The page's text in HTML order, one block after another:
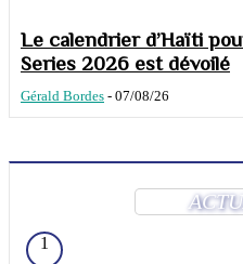
Le calendrier d’Haïti
Series 2026 est dévoilé
Gérald Bordes - 07/08/26
1